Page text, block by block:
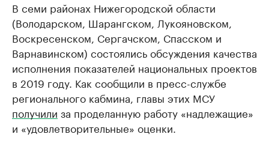
В семи районах Нижегородской области
(Володарском, Шарангском, Лукояновском,
Воскресенском, Сергачском, Спасском и
Варнавинском) состоялись обсуждения качества
исполнения показателей национальных проектов
в 2019 году. Как сообщили в пресс-службе
регионального кабмина, главы этих МСУ
получили за проделанную работу «надлежащие»
и «удовлетворительные» оценки.